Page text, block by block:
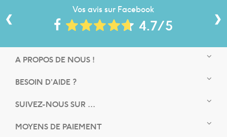
Vos avis sur Facebook
4.7/5
‹ ›
A PROPOS DE NOUS !
BESOIN D’AIDE ?
SUIVEZ-NOUS SUR ...
MOYENS DE PAIEMENT